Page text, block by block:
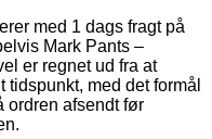
med 1 dags fragt på
Mark Pants –
er regnet ud fra at
med det formål
ordren afsendt før